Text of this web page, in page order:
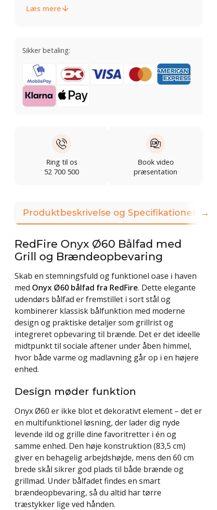
Læs mere
Sikker betaling:
Ring til os
52 700 500
Book video
præsentation
Produktbeskrivelse og Specifikationer
RedFire Onyx Ø60 Bålfad med
Grill og Brændeopbevaring
Skab en stemningsfuld og funktionel oase i haven
med Onyx Ø60 bålfad fra RedFire. Dette elegante
udendørs bålfad er fremstillet i sort stål og
kombinerer klassisk bålfunktion med moderne
design og praktiske detaljer som grillrist og
integreret opbevaring til brænde. Det er det ideelle
midtpunkt til sociale aftener under åben himmel,
hvor både varme og madlavning går op i en højere
enhed.
Design møder funktion
Onyx Ø60 er ikke blot et dekorativt element – det er
en multifunktionel løsning, der lader dig nyde
levende ild og grille dine favoritretter i én og
samme enhed. Den høje konstruktion (83,5 cm)
giver en behagelig arbejdshøjde, mens den 60 cm
brede skål sikrer god plads til både brænde og
grillmad. Under bålfadet findes en smart
brændeopbevaring, så du altid har tørre
træstykker lige ved hånden.
→